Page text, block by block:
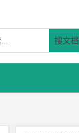
搜文档